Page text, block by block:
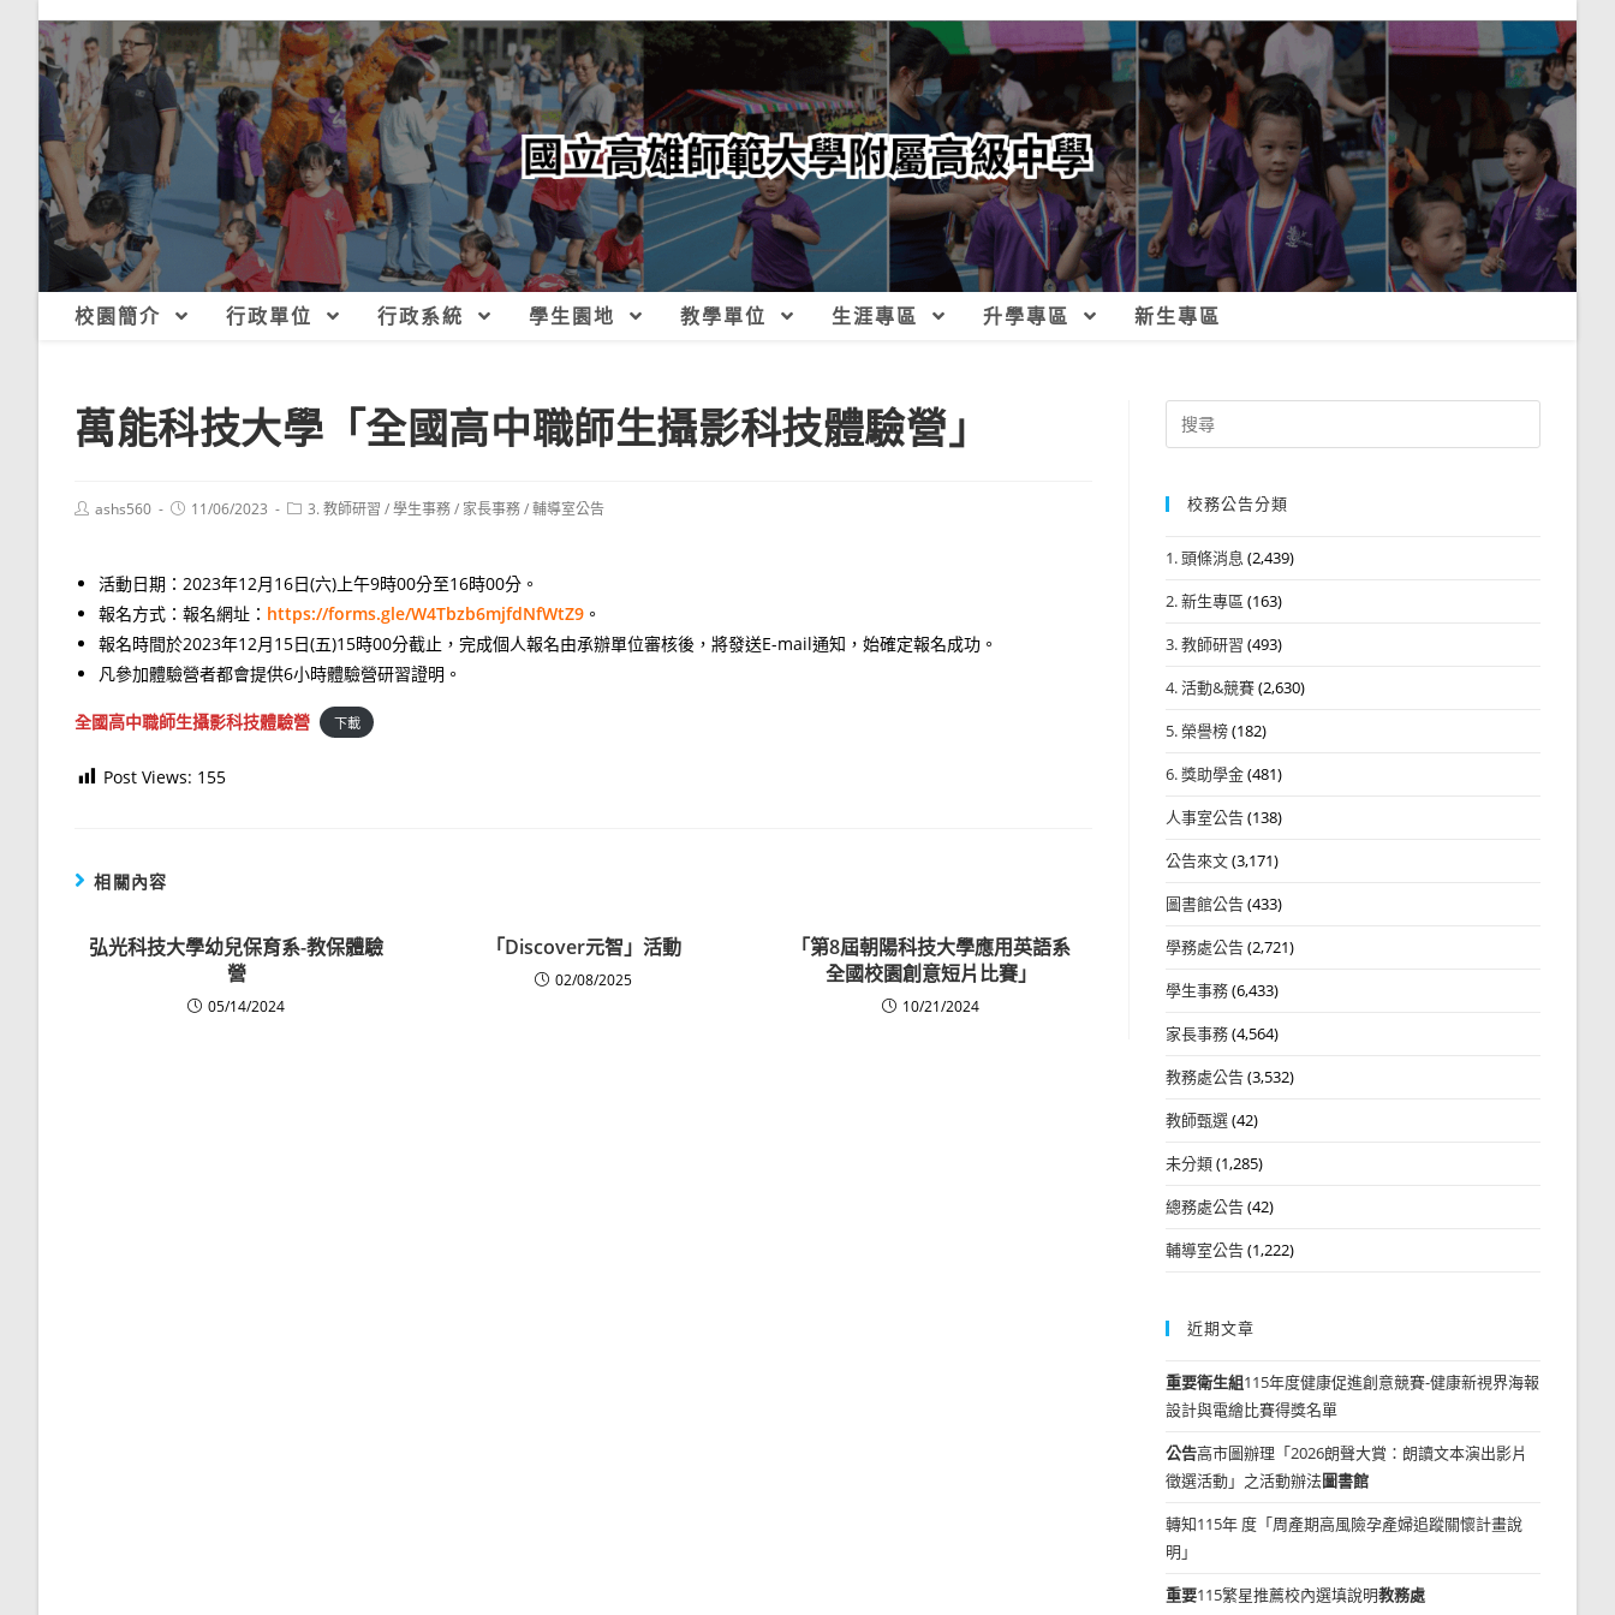
校園簡介 行政單位 行政系統 學生園地 教學單位 生涯專區 升學專區 新生專區
萬能科技大學「全國高中職師生攝影科技體驗營」
Postashs560
Post11/06/2023
Post3. 教師研習 /學生事務/ 家長事務/輔導室公告
活動日期：2023年12月16日(六)上午9時00分至16時00分。
報名方式：報名網址： https://forms.gle/W4Tbzb6mjfdNfWtZ9 。
報名時間於2023年12月15日(五)15時00分截止，完成個人報名由承辦單位審核後，將發送E-mail通知，始確定報名成功。
凡參加體驗營者都會提供6小時體驗營研習證明。
全國高中職師生攝影科技體驗營 下載
Post Views: 155
相關內容
弘光科技大學幼兒保育系-教保體驗
營
05/14/2024
「Discover元智」活動
02/08/2025
「第8屆朝陽科技大學應用英語系
全國校園創意短片比賽」
10/21/2024
Search
for:
校務公告分類
1. 頭條消息 (2,439)
2. 新生專區 (163)
3. 教師研習 (493)
4. 活動&競賽(2,630)
5. 榮譽榜(182)
6. 獎助學金(481)
人事室公告(138)
公告來文(3,171)
圖書館公告(433)
學務處公告(2,721)
學生事務(6,433)
家長事務(4,564)
教務處公告(3,532)
教師甄選(42)
未分類(1,285)
總務處公告(42)
輔導室公告(1,222)
近期文章
重要衛生組115年度健康促進創意競賽-健康新視界海報
設計與電繪比賽得獎名單
公告高市圖辦理「2026朗聲大賞：朗讀文本演出影片
徵選活動」之活動辦法圖書館
轉知115年 度「周產期高風險孕產婦追蹤關懷計畫說
明」
重要115繁星推薦校內選填說明教務處